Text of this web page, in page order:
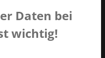
Daten bei
wichtig!